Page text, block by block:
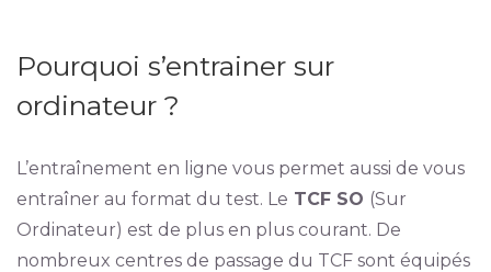
Pourquoi s’entrainer sur
ordinateur ?
L’entraînement en ligne vous permet aussi de vous
entraîner au format du test. Le TCF SO (Sur
Ordinateur) est de plus en plus courant. De
nombreux centres de passage du TCF sont équipés